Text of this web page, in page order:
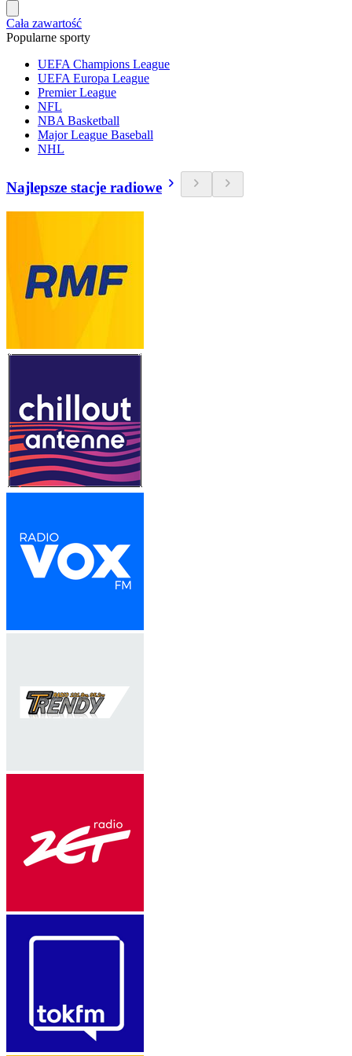
Cała zawartość
Popularne sporty
UEFA Champions League
UEFA Europa League
Premier League
NFL
NBA Basketball
Major League Baseball
NHL
Najlepsze stacje radiowe